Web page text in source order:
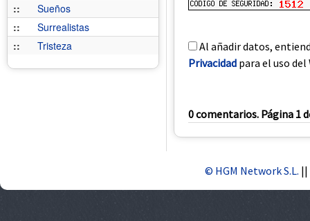
::
Sueños
::
Surrealistas
::
Tristeza
Al añadir datos,
Privacidad para el uso del
0 comentarios. Página 1
© HGM Network S.L. ||